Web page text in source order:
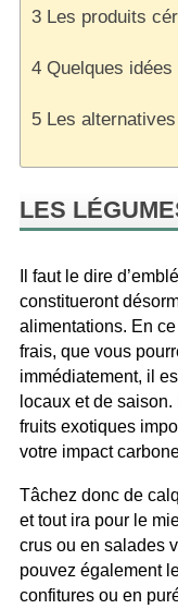
3 Les produits
4 Quelques
5 Les
LES
Il faut le dire
constitueront
alimentations. En
frais, que vous
immédiatement, il
locaux et de
fruits exotiques
votre impact
Tâchez donc de
et tout ira pour le
crus ou en salades
pouvez également
confitures ou en